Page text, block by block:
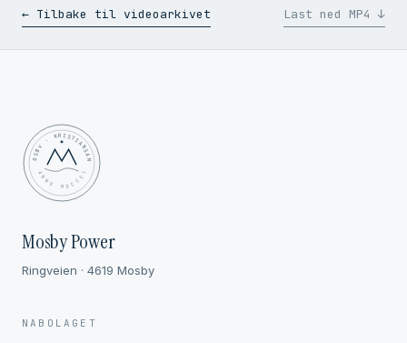
← Tilbake til videoarkivet Last ned MP4 ↓
MOSBY · KRISTIANSAND
✦ ANNO MDCCCL ✦
Mosby Power
Ringveien · 4619 Mosby
NABOLAGET